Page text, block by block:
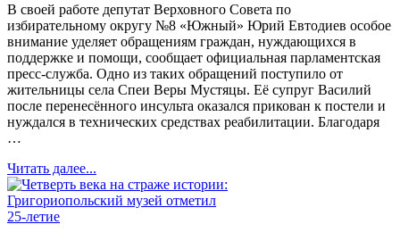
В своей работе депутат Верховного Совета по
избирательному округу №8 «Южный» Юрий Евтодиев особое
внимание уделяет обращениям граждан, нуждающихся в
поддержке и помощи, сообщает официальная парламентская
пресс-служба. Одно из таких обращений поступило от
жительницы села Спеи Веры Мустяцы. Её супруг Василий
после перенесённого инсульта оказался прикован к постели и
нуждался в технических средствах реабилитации. Благодаря
…
Читать далее...